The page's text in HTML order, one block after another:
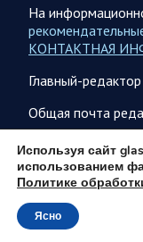
06.08.2026
Сводка на утро 6
В Ярославле после
Московскому
транспорта. Судя
06.08.2026 07:46
Обстановка в
2026 года
5 августа
На
КОНТАКТНАЯ
Главный-
Общая почта
ПОДПИСКА
Используя сайт
использованием
Политике
Ясно